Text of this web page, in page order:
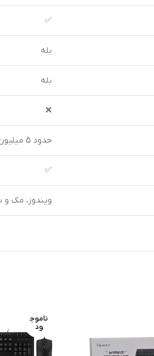
✅
بله
بله
❌
حدود 5 میلیون بار فشرده‌سازی
✅
ویندوز، مک و
ناموج
ود